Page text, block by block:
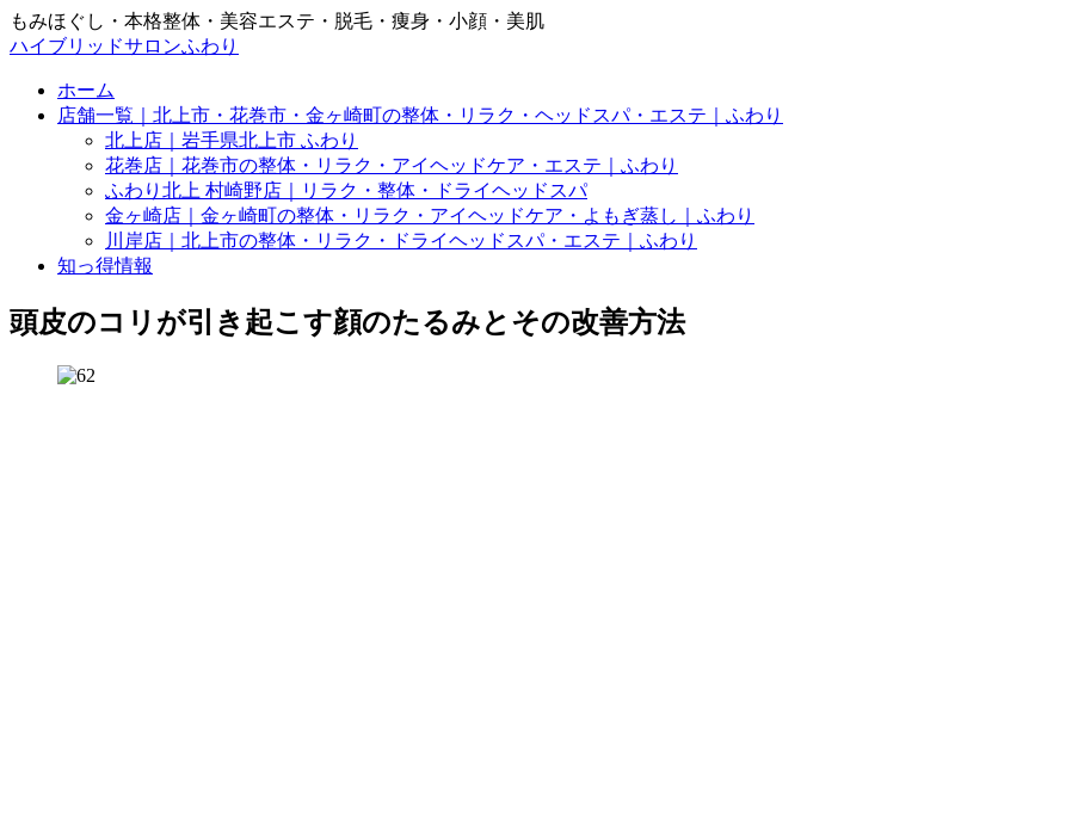
もみほぐし・本格整体・美容エステ・脱毛・痩身・小顔・美肌
ハイブリッドサロンふわり
ホーム
店舗一覧｜北上市・花巻市・金ヶ崎町の整体・リラク・ヘッドスパ・エステ｜ふわり
北上店｜岩手県北上市 ふわり
花巻店｜花巻市の整体・リラク・アイヘッドケア・エステ｜ふわり
ふわり北上 村崎野店｜リラク・整体・ドライヘッドスパ
金ヶ崎店｜金ヶ崎町の整体・リラク・アイヘッドケア・よもぎ蒸し｜ふわり
川岸店｜北上市の整体・リラク・ドライヘッドスパ・エステ｜ふわり
知っ得情報
頭皮のコリが引き起こす顔のたるみとその改善方法